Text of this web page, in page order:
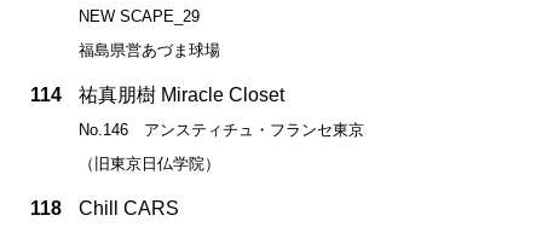
NEW SCAPE_29
福島県営あづま球場
114 祐真朋樹 Miracle Closet
No.146 アンスティチュ・フランセ東京
（旧東京日仏学院）
118 Chill CARS